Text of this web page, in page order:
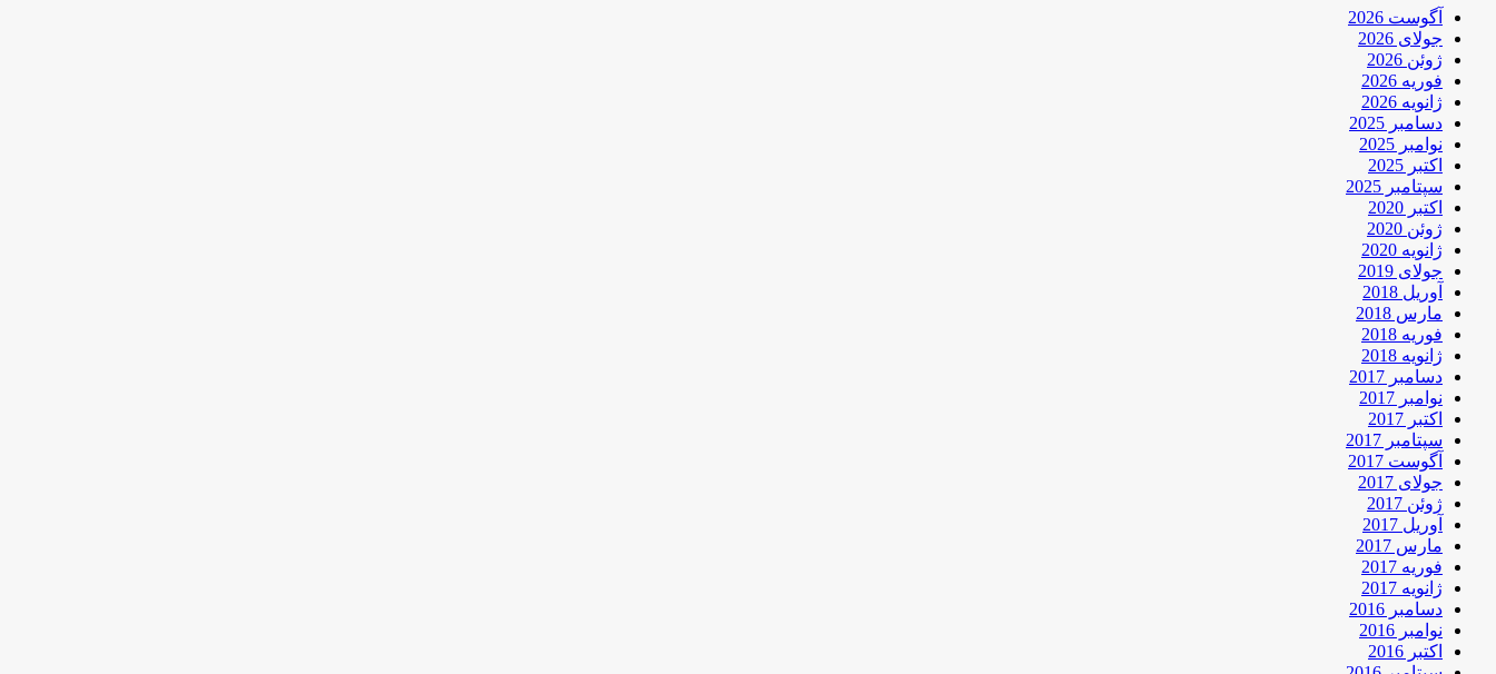
آگوست 2026
جولای 2026
ژوئن 2026
فوریه 2026
ژانویه 2026
دسامبر 2025
نوامبر 2025
اکتبر 2025
سپتامبر 2025
اکتبر 2020
ژوئن 2020
ژانویه 2020
جولای 2019
آوریل 2018
مارس 2018
فوریه 2018
ژانویه 2018
دسامبر 2017
نوامبر 2017
اکتبر 2017
سپتامبر 2017
آگوست 2017
جولای 2017
ژوئن 2017
آوریل 2017
مارس 2017
فوریه 2017
ژانویه 2017
دسامبر 2016
نوامبر 2016
اکتبر 2016